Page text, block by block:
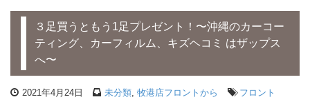
３足買うともう1足プレゼント！〜沖縄のカーコー
ティング、カーフィルム、キズヘコミ はザップス
へ〜
2021年4月24日 未分類 牧港店フロントから フロント